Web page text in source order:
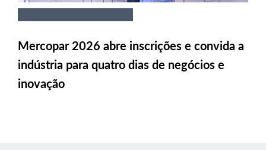
Mercopar 2026 abre inscrições e convida a
indústria para quatro dias de negócios e
inovação